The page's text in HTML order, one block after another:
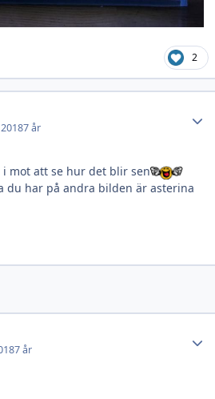
2
7 år
mot att se hur det blir sen
du har på andra bilden är asterina
7 år